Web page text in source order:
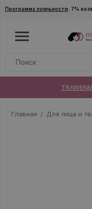
Программа лояльности: 7%
Главная Для лица и